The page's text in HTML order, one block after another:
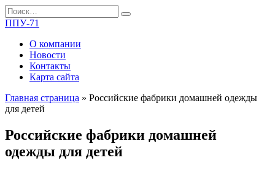
Перейти
к
Search
for:
ППУ-71
О компании
Новости
Контакты
Карта сайта
Главная страница » Российские фабрики домашней одежды
для детей
Российские фабрики домашней
одежды для детей